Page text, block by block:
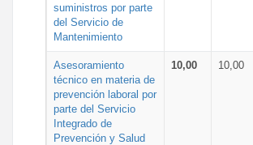
suministros por parte
del Servicio de
Mantenimiento
Asesoramiento
técnico en materia de
prevención laboral por
parte del Servicio
Integrado de
Prevención y Salud
10,00 10,00